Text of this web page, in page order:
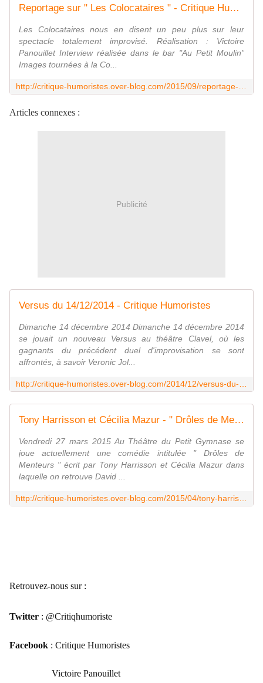
Reportage sur " Les Colocataires " - Critique Humoristes
Les Colocataires nous en disent un peu plus sur leur
spectacle totalement improvisé. Réalisation : Victoire
Panouillet Interview réalisée dans le bar "Au Petit Moulin"
Images tournées à la Co...
Articles connexes :
Publicité
Versus du 14/12/2014 - Critique Humoristes
Dimanche 14 décembre 2014 Dimanche 14 décembre 2014
se jouait un nouveau Versus au théâtre Clavel, où les
gagnants du précédent duel d'improvisation se sont
affrontés, à savoir Veronic Jol...
Tony Harrisson et Cécilia Mazur - " Drôles de Menteurs " - Critique Humoristes
Vendredi 27 mars 2015 Au Théâtre du Petit Gymnase se
joue actuellement une comédie intitulée " Drôles de
Menteurs " écrit par Tony Harrisson et Cécilia Mazur dans
laquelle on retrouve David ...
Retrouvez-nous sur :
Twitter : @Critiqhumoriste
Facebook : Critique Humoristes
Victoire Panouillet